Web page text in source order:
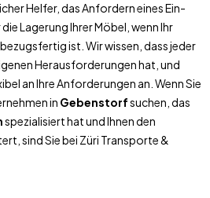
Helfer, das Anfordern eines Ein-
Lagerung Ihrer Möbel, wenn Ihr
ist. Wir wissen, dass jeder
Herausforderungen hat, und
an Ihre Anforderungen an. Wenn Sie
in Gebenstorfsuchen, das
spezialisiert hat und Ihnen den
sind Sie bei Züri Transporte &